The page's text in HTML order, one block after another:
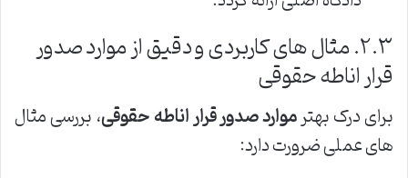
۲.۳. مثال های کاربردی و دقیق از موارد صدور
قرار اناطه حقوقی
برای درک بهترموارد صدور قرار اناطه حقوقی، بررسی مثال
های عملی ضرورت دارد: